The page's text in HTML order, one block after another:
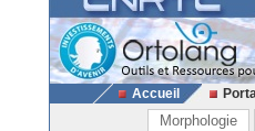
Accueil
Morphologie